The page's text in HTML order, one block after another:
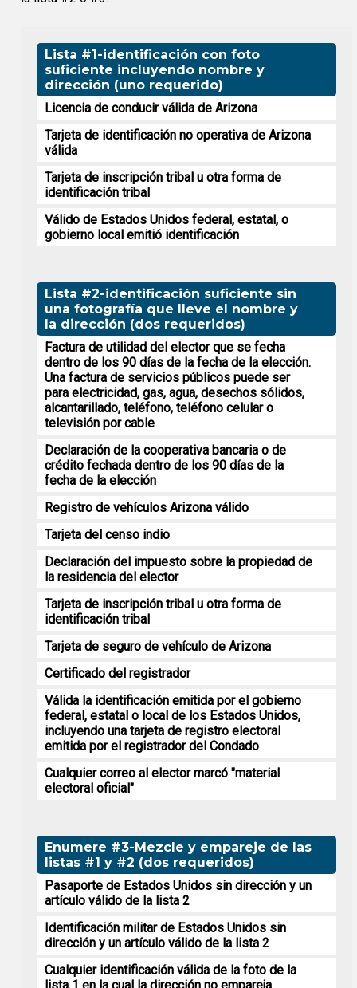
Lista #1-identificación con foto
suficiente incluyendo nombre y
dirección (uno requerido)
Licencia de conducir válida de Arizona
Tarjeta de identificación no operativa de Arizona
válida
Tarjeta de inscripción tribal u otra forma de
identificación tribal
Válido de Estados Unidos federal, estatal, o
gobierno local emitió identificación
Lista #2-identificación suficiente sin
una fotografía que lleve el nombre y
la dirección (dos requeridos)
Factura de utilidad del elector que se fecha
dentro de los 90 días de la fecha de la elección.
Una factura de servicios públicos puede ser
para electricidad, gas, agua, desechos sólidos,
alcantarillado, teléfono, teléfono celular o
televisión por cable
Declaración de la cooperativa bancaria o de
crédito fechada dentro de los 90 días de la
fecha de la elección
Registro de vehículos Arizona válido
Tarjeta del censo indio
Declaración del impuesto sobre la propiedad de
la residencia del elector
Tarjeta de inscripción tribal u otra forma de
identificación tribal
Tarjeta de seguro de vehículo de Arizona
Certificado del registrador
Válida la identificación emitida por el gobierno
federal, estatal o local de los Estados Unidos,
incluyendo una tarjeta de registro electoral
emitida por el registrador del Condado
Cualquier correo al elector marcó "material
electoral oficial"
Enumere #3-Mezcle y empareje de las
listas #1 y #2 (dos requeridos)
Pasaporte de Estados Unidos sin dirección y un
artículo válido de la lista 2
Identificación militar de Estados Unidos sin
dirección y un artículo válido de la lista 2
Cualquier identificación válida de la foto de la